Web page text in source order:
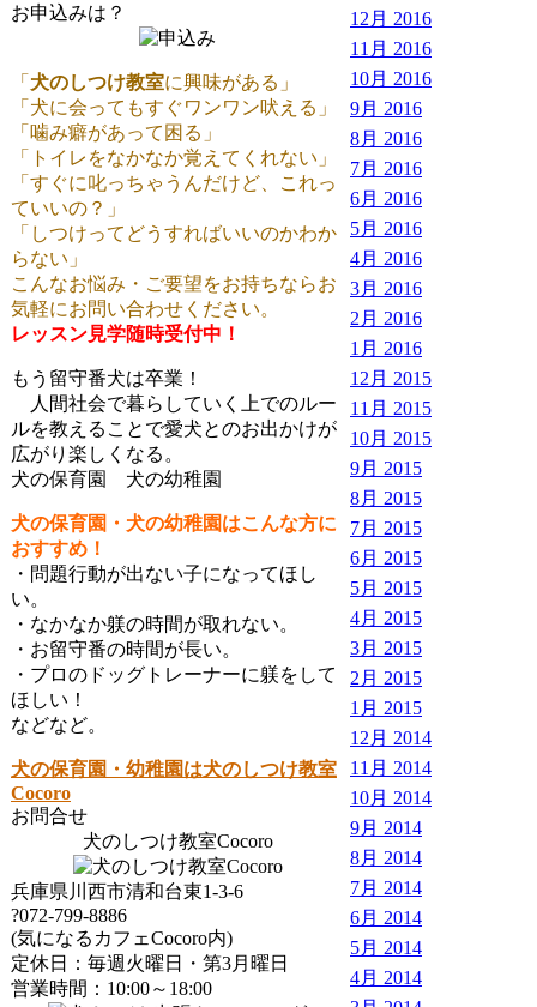
お申込みは？
「 犬のしつけ教室に興味がある」
「犬に会ってもすぐワンワン吠える」
「噛み癖があって困る」
「トイレをなかなか覚えてくれない」
「すぐに叱っちゃうんだけど、これっ
ていいの？」
「しつけってどうすればいいのかわか
らない」
こんなお悩み・ご要望をお持ちならお
気軽にお問い合わせください。
レッスン見学随時受付中！
もう留守番犬は卒業！
人間社会で暮らしていく上でのルー
ルを教えることで愛犬とのお出かけが
広がり楽しくなる。
犬の保育園 犬の幼稚園
犬の保育園・犬の幼稚園はこんな方に
おすすめ！
・問題行動が出ない子になってほし
い。
・なかなか躾の時間が取れない。
・お留守番の時間が長い。
・プロのドッグトレーナーに躾をして
ほしい！
などなど。
犬の保育園・幼稚園は犬のしつけ教室
Cocoro
お問合せ
犬のしつけ教室Cocoro
兵庫県川西市清和台東1-3-6
?072-799-8886
(気になるカフェCocoro内)
定休日：毎週火曜日・第3月曜日
営業時間：10:00～18:00
12月 2016
11月 2016
10月 2016
9月 2016
8月 2016
7月 2016
6月 2016
5月 2016
4月 2016
3月 2016
2月 2016
1月 2016
12月 2015
11月 2015
10月 2015
9月 2015
8月 2015
7月 2015
6月 2015
5月 2015
4月 2015
3月 2015
2月 2015
1月 2015
12月 2014
11月 2014
10月 2014
9月 2014
8月 2014
7月 2014
6月 2014
5月 2014
4月 2014